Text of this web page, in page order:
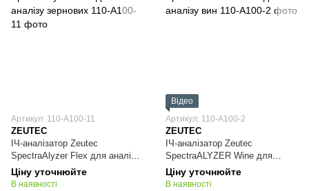
Артикул: 110-A100-11
ZEUTEC
ІЧ-аналізатор Zeutec
SpectraAlyzer Flex для аналізу
зернових
Ціну уточнюйте
В наявності
Відео
Артикул: 110-A100-2
ZEUTEC
ІЧ-аналізатор Zeutec
SpectraALYZER Wine для
аналізу вин
Ціну уточнюйте
В наявності